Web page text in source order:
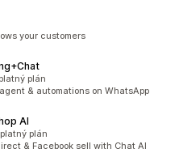
your customers
plán
& automations on WhatsApp
AI
plán
& Facebook sell with Chat AI